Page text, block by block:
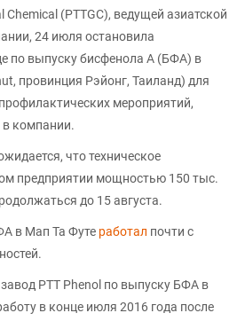
Chemical (PTTGC), ведущей азиатской
24 июля остановила
по выпуску бисфенола А (БФА) в
провинция Рэйонг, Таиланд) для
мероприятий,
в компании.
что техническое
предприятии мощностью 150 тыс.
до 15 августа.
в Мап Та Футе работал почти с
PTT Phenol по выпуску БФА в
в конце июля 2016 года после